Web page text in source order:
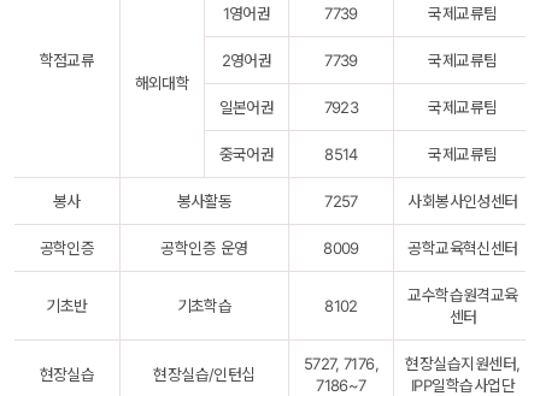
학점교류
해외대학
1영어권 7739 국제교류팀
2영어권 7739 국제교류팀
일본어권 7923 국제교류팀
중국어권 8514 국제교류팀
봉사 봉사활동 7257 사회봉사인성센터
공학인증 공학인증 운영 8009 공학교육혁신센터
기초반 기초학습 8102
교수학습원격교육
센터
현장실습 현장실습/인턴십
5727, 7176,
7186~7
현장실습지원센터,
IPP일학습사업단